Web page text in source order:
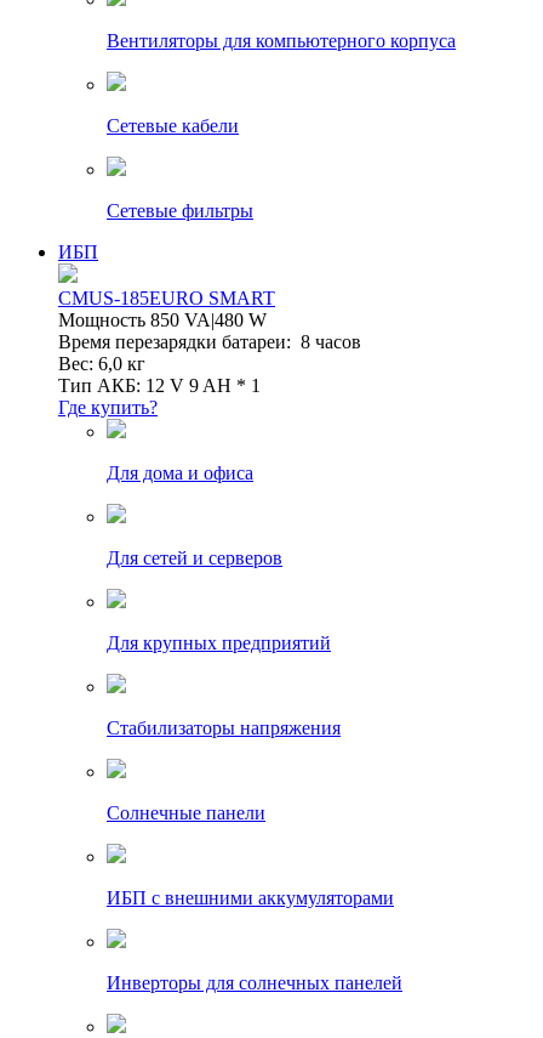
Вентиляторы для компьютерного корпуса
Сетевые кабели
Сетевые фильтры
ИБП
CMUS-185EURO SMART
Мощность 850 VA|480 W
Время перезарядки батареи: 8 часов
Вес: 6,0 кг
Тип АКБ: 12 V 9 AH * 1
Где купить?
Для дома и офиса
Для сетей и серверов
Для крупных предприятий
Стабилизаторы напряжения
Солнечные панели
ИБП с внешними аккумуляторами
Инверторы для солнечных панелей